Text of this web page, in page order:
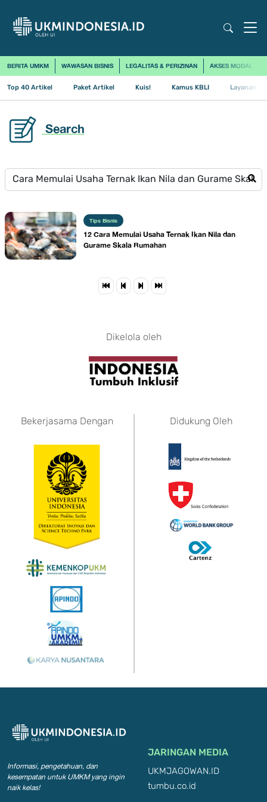
BERITA UMKM WAWASAN BISNIS LEGALITAS & PERIZINAN AKSES MODAL
Top 40 Artikel Paket Artikel Kuis! Kamus KBLI Layanan
Search
Tips Bisnis
12 Cara Memulai Usaha Ternak Ikan Nila dan
Gurame Skala Rumahan
Dikelola oleh
Bekerjasama Dengan Didukung Oleh
Informasi, pengetahuan, dan
kesempatan untuk UMKM yang ingin
naik kelas!
JARINGAN MEDIA
UKMJAGOWAN.ID
tumbu.co.id